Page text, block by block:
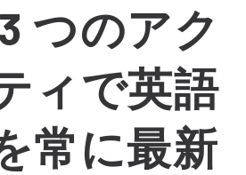
つのアク
ィで英語
常に最新